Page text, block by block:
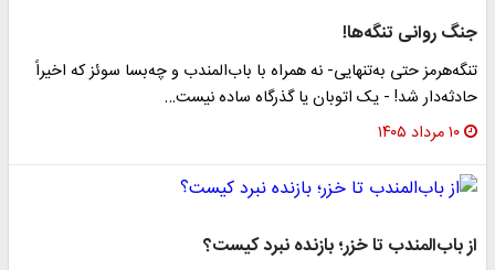
جنگ روانی تنگه‌ها!
تنگه‌هرمز حتی به‌تنهایی- نه همراه با باب‌المندب و چه‌بسا سوئز که اخیراً
حادثه‌دار شد! - یک اتوبان یا گذرگاه ساده نیست…
۱۰ مرداد ۱۴۰۵
از باب‌المندب تا خزر؛ بازنده نبرد کیست؟